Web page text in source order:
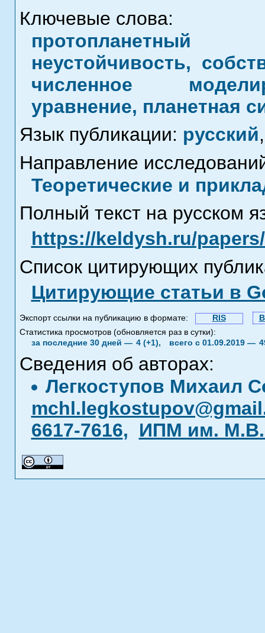
Ключевые слова:
протопланетный
неустойчивость,
численное
уравнение, планетная
Язык публикации: русский,
Направление
Теоретические и
Полный текст на русском
https://keldysh.ru/
Список цитирующих
Цитирующие статьи в
Экспорт ссылки на публикацию в формате: RIS
Статистика просмотров (обновляется раз в сутки):
за последние 30 дней — 4 (+1), всего с 01.09.2019 —
Сведения об авторах:
Легкоступов Михаил
6617-7616, ИПМ им.